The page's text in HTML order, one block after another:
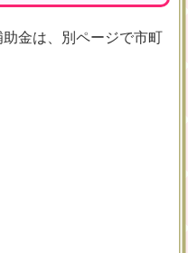
金は、別ページで市町